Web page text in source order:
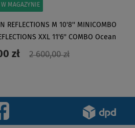
W MAGAZYNIE
REFLECTIONS M 10'8'' MINICOMBO
XXL 11'6'' COMBO Ocean
- rodzinny komp
zł 2 600,00 zł